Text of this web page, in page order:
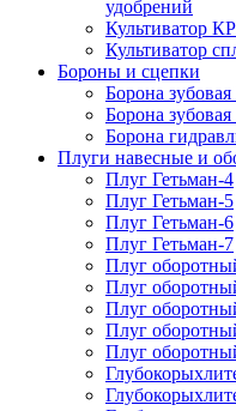
удобрений
Культиватор
Культиватор
Бороны и сцепки
Борона
Борона
Борона
Плуги навесные и
Плуг Гетьман-4
Плуг Гетьман-5
Плуг Гетьман-6
Плуг Гетьман-7
Плуг
Плуг
Плуг
Плуг
Плуг